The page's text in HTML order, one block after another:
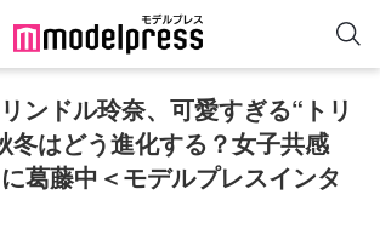
ンドル玲奈、可愛すぎる“トリ
冬はどう進化する？女子共感
葛藤中＜モデルプレスインタ